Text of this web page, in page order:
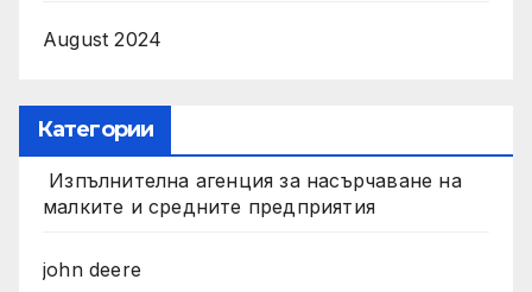
August 2024
Категории
Изпълнителна агенция за насърчаване на
малките и средните предприятия
john deere